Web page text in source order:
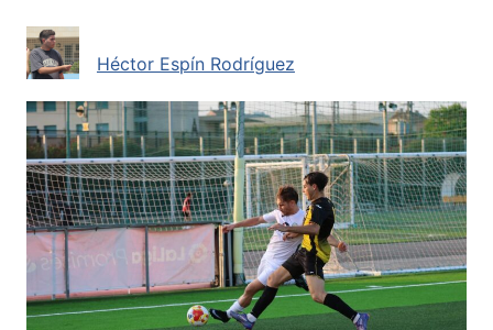
Héctor Espín Rodríguez